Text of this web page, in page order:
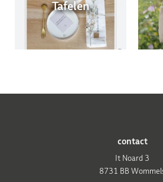
Tafelen
contact
It Noard 3
8731 BB